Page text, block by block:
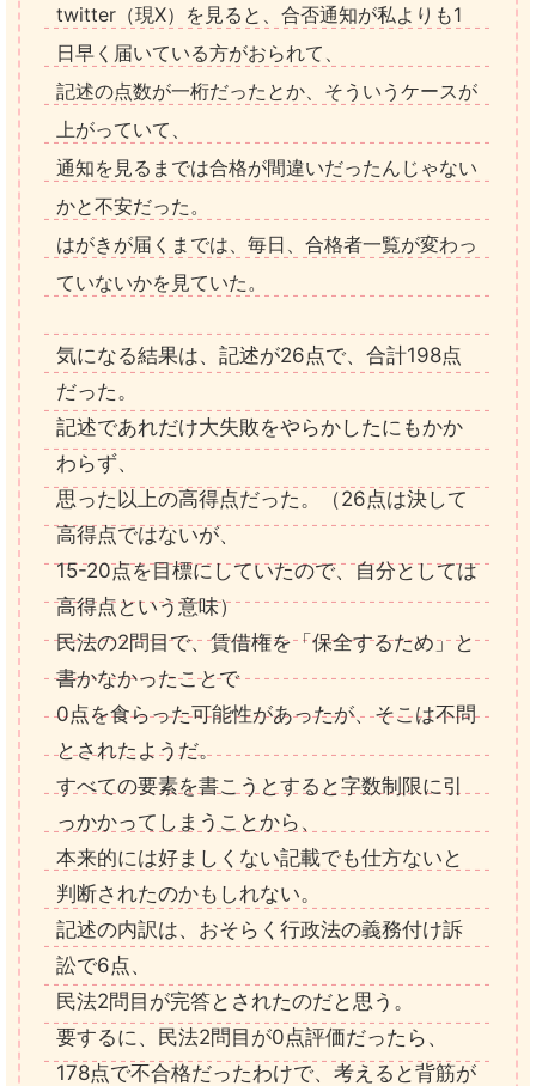
twitter（現X）を見ると、合否通知が私よりも1
日早く届いている方がおられて、
記述の点数が一桁だったとか、そういうケースが
上がっていて、
通知を見るまでは合格が間違いだったんじゃない
かと不安だった。
はがきが届くまでは、毎日、合格者一覧が変わっ
ていないかを見ていた。
気になる結果は、記述が26点で、合計198点
だった。
記述であれだけ大失敗をやらかしたにもかか
わらず、
思った以上の高得点だった。（26点は決して
高得点ではないが、
15-20点を目標にしていたので、自分としては
高得点という意味）
民法の2問目で、賃借権を「保全するため」と
書かなかったことで
0点を食らった可能性があったが、そこは不問
とされたようだ。
すべての要素を書こうとすると字数制限に引
っかかってしまうことから、
本来的には好ましくない記載でも仕方ないと
判断されたのかもしれない。
記述の内訳は、おそらく行政法の義務付け訴
訟で6点、
民法2問目が完答とされたのだと思う。
要するに、民法2問目が0点評価だったら、
178点で不合格だったわけで、考えると背筋が